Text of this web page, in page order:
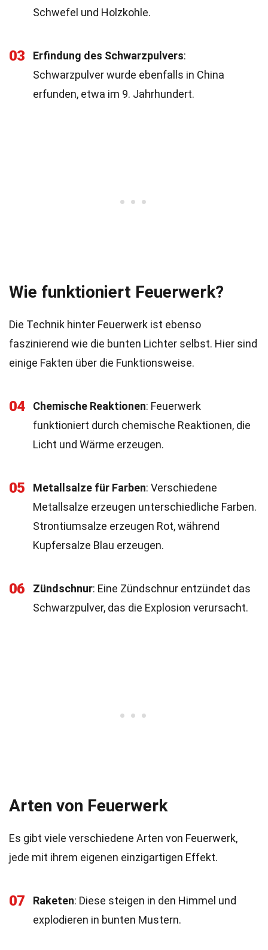
Schwefel und Holzkohle.
03 Erfindung des Schwarzpulvers:
Schwarzpulver wurde ebenfalls in China
erfunden, etwa im 9. Jahrhundert.
Wie funktioniert Feuerwerk?
Die Technik hinter Feuerwerk ist ebenso
faszinierend wie die bunten Lichter selbst. Hier sind
einige Fakten über die Funktionsweise.
04 Chemische Reaktionen: Feuerwerk
funktioniert durch chemische Reaktionen, die
Licht und Wärme erzeugen.
05 Metallsalze für Farben: Verschiedene
Metallsalze erzeugen unterschiedliche Farben.
Strontiumsalze erzeugen Rot, während
Kupfersalze Blau erzeugen.
06 Zündschnur: Eine Zündschnur entzündet das
Schwarzpulver, das die Explosion verursacht.
Arten von Feuerwerk
Es gibt viele verschiedene Arten von Feuerwerk,
jede mit ihrem eigenen einzigartigen Effekt.
07 Raketen: Diese steigen in den Himmel und
explodieren in bunten Mustern.